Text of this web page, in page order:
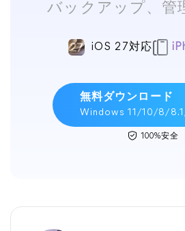
バックアップ、管
iOS 27対応
無料ダウンロード
Windows 11/10/8/
100%安全